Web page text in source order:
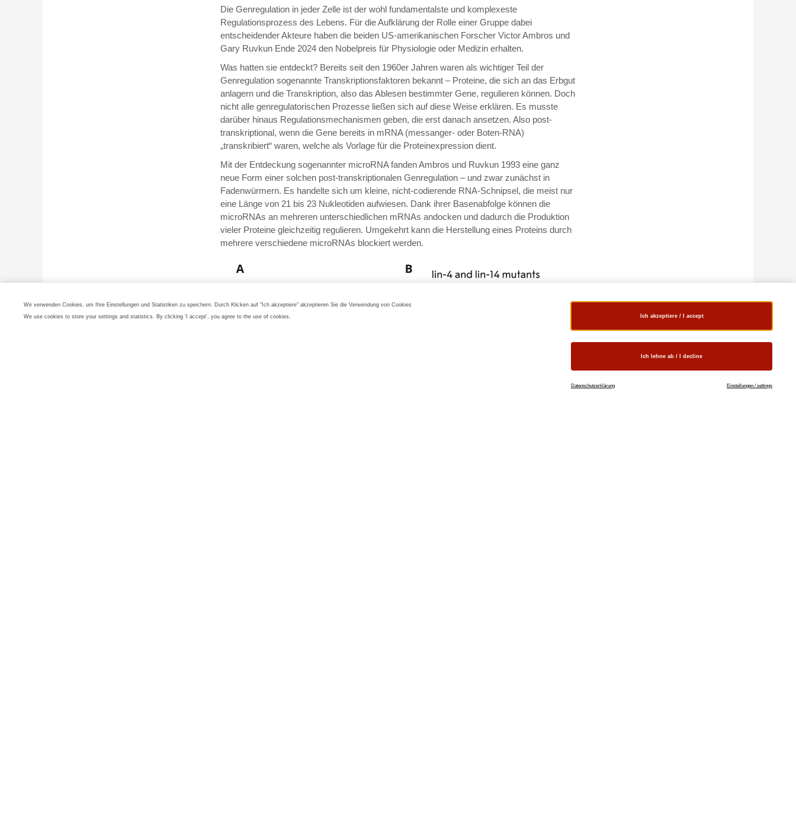
Wir verwenden Cookies, um Ihre Einstellungen und Statistiken zu speichern. Durch Klicken auf "Ich akzeptiere" akzeptieren Sie die Verwendung von Cookies
We use cookies to store your settings and statistics. By clicking 'I accept', you agree to the use of cookies.
Ich akzeptiere / I accept
Ich lehne ab / I decline
Datenschutzerklärung Einstellungen / settings
Die Genregulation in jeder Zelle ist der wohl fundamentalste und komplexeste
Regulationsprozess des Lebens. Für die Aufklärung der Rolle einer Gruppe dabei
entscheidender Akteure haben die beiden US-amerikanischen Forscher Victor Ambros und
Gary Ruvkun Ende 2024 den Nobelpreis für Physiologie oder Medizin erhalten.
Was hatten sie entdeckt? Bereits seit den 1960er Jahren waren als wichtiger Teil der
Genregulation sogenannte Transkriptionsfaktoren bekannt – Proteine, die sich an das Erbgut
anlagern und die Transkription, also das Ablesen bestimmter Gene, regulieren können. Doch
nicht alle genregulatorischen Prozesse ließen sich auf diese Weise erklären. Es musste
darüber hinaus Regulationsmechanismen geben, die erst danach ansetzen. Also post-
transkriptional, wenn die Gene bereits in mRNA (messanger- oder Boten-RNA)
„transkribiert“ waren, welche als Vorlage für die Proteinexpression dient.
Mit der Entdeckung sogenannter microRNA fanden Ambros und Ruvkun 1993 eine ganz
neue Form einer solchen post-transkriptionalen Genregulation – und zwar zunächst in
Fadenwürmern. Es handelte sich um kleine, nicht-codierende RNA-Schnipsel, die meist nur
eine Länge von 21 bis 23 Nukleotiden aufwiesen. Dank ihrer Basenabfolge können die
microRNAs an mehreren unterschiedlichen mRNAs andocken und dadurch die Produktion
vieler Proteine gleichzeitig regulieren. Umgekehrt kann die Herstellung eines Proteins durch
mehrere verschiedene microRNAs blockiert werden.